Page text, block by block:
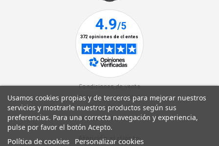
Condiciones de venta
Política de privacidad
Aviso legal
Política de cookies
Atención al cliente:
Usamos cookies propias y de terceros para mejorar nuestros
servicios y mostrarle nuestros productos según sus
preferencias. Para una correcta navegación y experiencia,
pulse por favor el botón Acepto.
Política de cookies Personalizar cookies